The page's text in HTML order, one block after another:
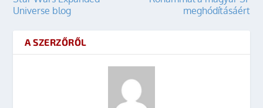
Universe blog
meghódításáért
A SZERZŐRŐL